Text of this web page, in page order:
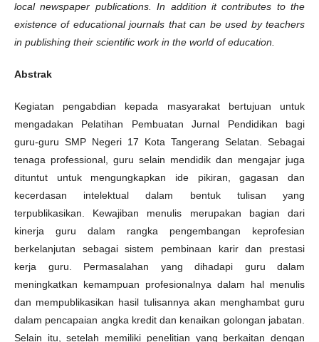
local newspaper publications. In addition it contributes to the
existence of educational journals that can be used by teachers
in publishing their scientific work in the world of education.
Abstrak
Kegiatan pengabdian kepada masyarakat bertujuan untuk
mengadakan Pelatihan Pembuatan Jurnal Pendidikan bagi
guru-guru SMP Negeri 17 Kota Tangerang Selatan. Sebagai
tenaga professional, guru selain mendidik dan mengajar juga
dituntut untuk mengungkapkan ide pikiran, gagasan dan
kecerdasan intelektual dalam bentuk tulisan yang
terpublikasikan. Kewajiban menulis merupakan bagian dari
kinerja guru dalam rangka pengembangan keprofesian
berkelanjutan sebagai sistem pembinaan karir dan prestasi
kerja guru. Permasalahan yang dihadapi guru dalam
meningkatkan kemampuan profesionalnya dalam hal menulis
dan mempublikasikan hasil tulisannya akan menghambat guru
dalam pencapaian angka kredit dan kenaikan golongan jabatan.
Selain itu, setelah memiliki penelitian yang berkaitan dengan